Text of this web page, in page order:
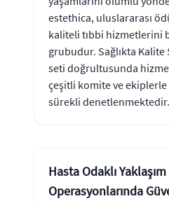
estethica, uluslararası
kaliteli tıbbi hizmetlerini
grubudur. Sağlıkta
seti doğrultusunda
çeşitli komite ve
sürekli denetlenmektedir.
Hasta Odaklı
Operasyonlarında